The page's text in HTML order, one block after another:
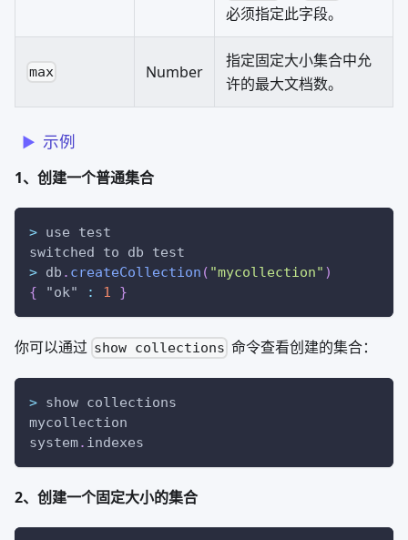
必须指定此字段。
max Number
指定固定大小集合中允
许的最大文档数。
示例
1、创建一个普通集合
> use test
switched to db test
> db . createCollection ( "mycollection" )
{
"ok" : 1 }
你可以通过 show collections 命令查看创建的集合：
> show collections
mycollection
system. indexes
2、创建一个固定大小的集合